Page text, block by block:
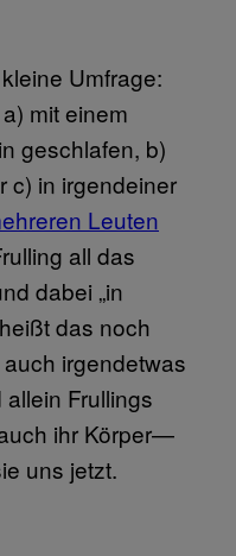
Umfrage:
mit einem
geschlafen, b)
c) in irgendeiner
Leuten
all das
dabei „in
das noch
irgendetwas
Frullings
ihr Körper—
uns jetzt.